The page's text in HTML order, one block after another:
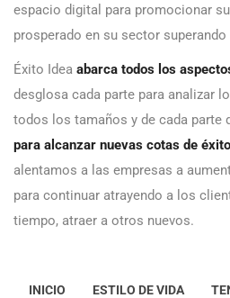
espacio digital para promocionar
prosperado en su sector
Éxito Idea abarca todos los
desglosa cada parte para analizar
todos los tamaños y de cada parte
para alcanzar nuevas cotas de éxito
alentamos a las empresas a
para continuar atrayendo a los
tiempo, atraer a otros nuevos.
INICIO ESTILO DE VIDA